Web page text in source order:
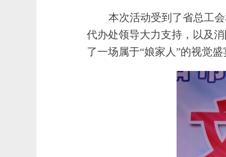
本次活动受到了省总工
代办处领导大力支持，以及
了一场属于“娘家人”的视觉